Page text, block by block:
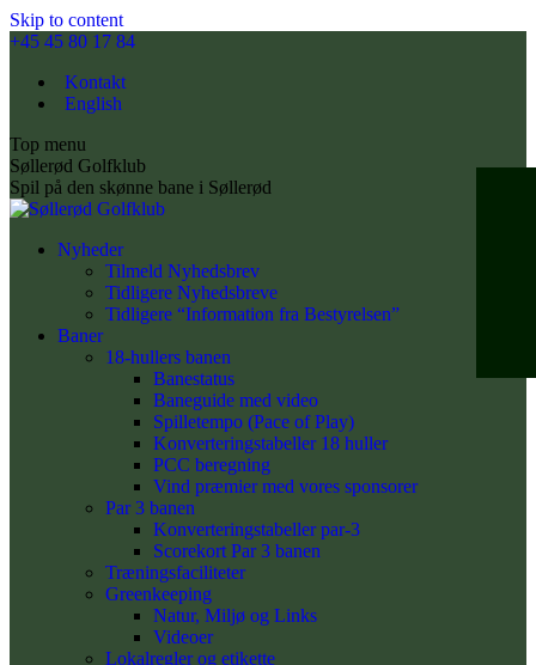
Skip to content
+45 45 80 17 84
Kontakt
English
Top menu
Søllerød Golfklub
Spil på den skønne bane i Søllerød
Nyheder
Tilmeld Nyhedsbrev
Tidligere Nyhedsbreve
Tidligere “Information fra Bestyrelsen”
Baner
18-hullers banen
Banestatus
Baneguide med video
Spilletempo (Pace of Play)
Konverteringstabeller 18 huller
PCC beregning
Vind præmier med vores sponsorer
Par 3 banen
Konverteringstabeller par-3
Scorekort Par 3 banen
Træningsfaciliteter
Greenkeeping
Natur, Miljø og Links
Videoer
Lokalregler og etikette